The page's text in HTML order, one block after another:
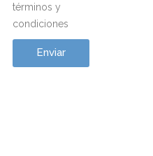
términos y
condiciones
Enviar